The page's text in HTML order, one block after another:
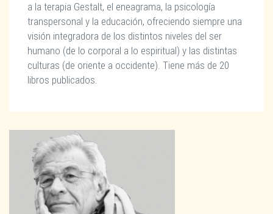
a la terapia Gestalt, el eneagrama, la psicología
transpersonal y la educación, ofreciendo siempre una
visión integradora de los distintos niveles del ser
humano (de lo corporal a lo espiritual) y las distintas
culturas (de oriente a occidente). Tiene más de 20
libros publicados.